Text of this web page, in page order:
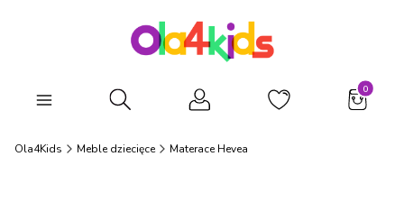
Otwórz wyszukiwarkę
Ola4Kids Meble dziecięce Materace Hevea